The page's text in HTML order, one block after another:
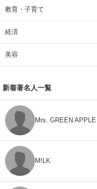
教育・子育て
経済
美容
新着著名人一覧
Mrs. GREEN APPLE
M!LK